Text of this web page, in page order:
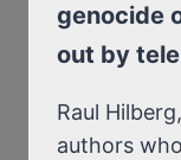
genocide
out by
Raul
authors